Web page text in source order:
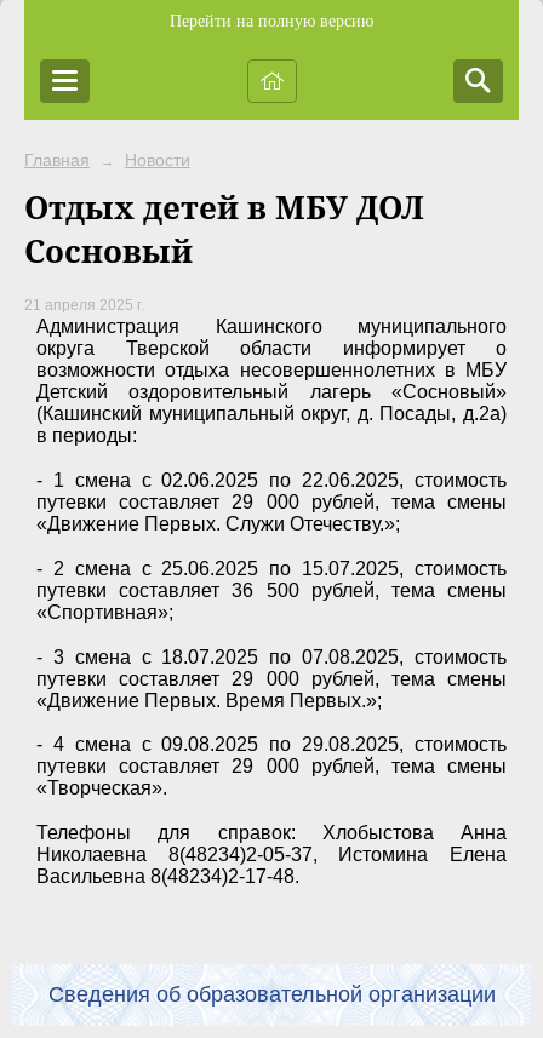
Перейти на полную версию
Главная → Новости
Отдых детей в МБУ ДОЛ
Сосновый
21 апреля 2025 г.
Администрация Кашинского муниципального
округа Тверской области информирует о
возможности отдыха несовершеннолетних в МБУ
Детский оздоровительный лагерь «Сосновый»
(Кашинский муниципальный округ, д. Посады, д.2а)
в периоды:
- 1 смена с 02.06.2025 по 22.06.2025, стоимость
путевки составляет 29 000 рублей, тема смены
«Движение Первых. Служи Отечеству.»;
- 2 смена с 25.06.2025 по 15.07.2025, стоимость
путевки составляет 36 500 рублей, тема смены
«Спортивная»;
- 3 смена с 18.07.2025 по 07.08.2025, стоимость
путевки составляет 29 000 рублей, тема смены
«Движение Первых. Время Первых.»;
- 4 смена с 09.08.2025 по 29.08.2025, стоимость
путевки составляет 29 000 рублей, тема смены
«Творческая».
Телефоны для справок: Хлобыстова Анна
Николаевна 8(48234)2-05-37, Истомина Елена
Васильевна 8(48234)2-17-48.
Сведения об образовательной организации